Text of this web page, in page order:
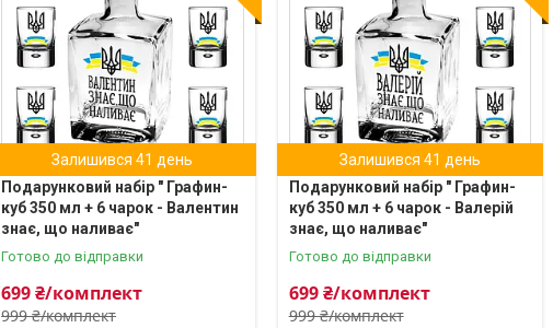
Залишився 41 день
Подарунковий набір " Графин-
куб 350 мл + 6 чарок - Валентин
знає, що наливає"
Готово до відправки
999 ₴/комплект
699 ₴/комплект
Залишився 41 день
Подарунковий набір " Графин-
куб 350 мл + 6 чарок - Валерій
знає, що наливає"
Готово до відправки
999 ₴/комплект
699 ₴/комплект